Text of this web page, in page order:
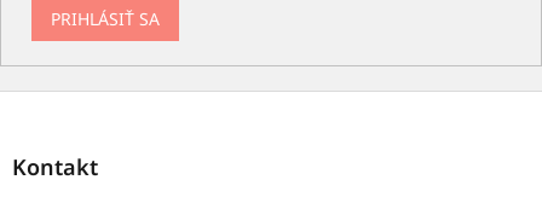
PRIHLÁSIŤ SA
Z
pKontakt